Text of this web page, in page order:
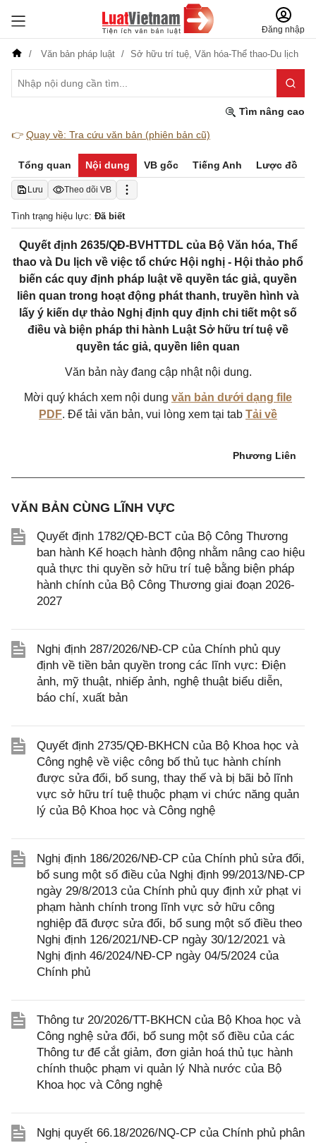
Đăng nhập
Văn bản pháp luật Sở hữu trí tuệ, Văn hóa-Thể thao-Du lịch
Tìm nâng cao
👉 Quay về: Tra cứu văn bản (phiên bản cũ)
Tổng quan Nội dung VB gốc Tiếng Anh Lược đồ
Lưu Theo dõi VB
Tình trạng hiệu lực: Đã biết
Quyết định 2635/QÐ-BVHTTDL của Bộ Văn hóa, Thể
thao và Du lịch về việc tổ chức Hội nghị - Hội thảo phổ
biến các quy định pháp luật về quyền tác giả, quyền
liên quan trong hoạt động phát thanh, truyền hình và
lấy ý kiến dự thảo Nghị định quy định chi tiết một số
điều và biện pháp thi hành Luật Sở hữu trí tuệ về
quyền tác giả, quyền liên quan
Văn bản này đang cập nhật nội dung.
Mời quý khách xem nội dung văn bản dưới dạng file
PDF. Để tải văn bản, vui lòng xem tại tab Tải về
Phương Liên
VĂN BẢN CÙNG LĨNH VỰC
Quyết định 1782/QĐ-BCT của Bộ Công Thương
ban hành Kế hoạch hành động nhằm nâng cao hiệu
quả thực thi quyền sở hữu trí tuệ bằng biện pháp
hành chính của Bộ Công Thương giai đoạn 2026-
2027
Nghị định 287/2026/NĐ-CP của Chính phủ quy
định về tiền bản quyền trong các lĩnh vực: Điện
ảnh, mỹ thuật, nhiếp ảnh, nghệ thuật biểu diễn,
báo chí, xuất bản
Quyết định 2735/QĐ-BKHCN của Bộ Khoa học và
Công nghệ về việc công bố thủ tục hành chính
được sửa đổi, bổ sung, thay thế và bị bãi bỏ lĩnh
vực sở hữu trí tuệ thuộc phạm vi chức năng quản
lý của Bộ Khoa học và Công nghệ
Nghị định 186/2026/NĐ-CP của Chính phủ sửa đổi,
bổ sung một số điều của Nghị định 99/2013/NĐ-CP
ngày 29/8/2013 của Chính phủ quy định xử phạt vi
phạm hành chính trong lĩnh vực sở hữu công
nghiệp đã được sửa đổi, bổ sung một số điều theo
Nghị định 126/2021/NĐ-CP ngày 30/12/2021 và
Nghị định 46/2024/NĐ-CP ngày 04/5/2024 của
Chính phủ
Thông tư 20/2026/TT-BKHCN của Bộ Khoa học và
Công nghệ sửa đổi, bổ sung một số điều của các
Thông tư để cắt giảm, đơn giản hoá thủ tục hành
chính thuộc phạm vi quản lý Nhà nước của Bộ
Khoa học và Công nghệ
Nghị quyết 66.18/2026/NQ-CP của Chính phủ phân